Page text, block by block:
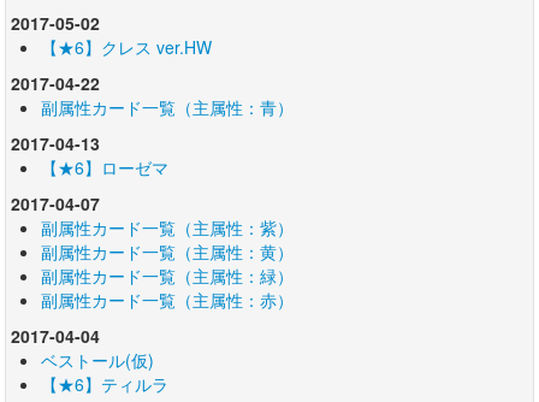
2017-05-02
【★6】クレス ver.HW
2017-04-22
副属性カード一覧（主属性：青）
2017-04-13
【★6】ローゼマ
2017-04-07
副属性カード一覧（主属性：紫）
副属性カード一覧（主属性：黄）
副属性カード一覧（主属性：緑）
副属性カード一覧（主属性：赤）
2017-04-04
ベストール(仮)
【★6】ティルラ